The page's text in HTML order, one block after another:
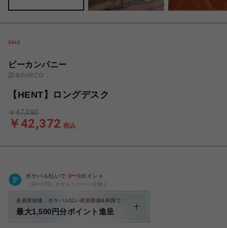
ビーカンパニー
調布PARCO
【HENT】ロングデスク
￥42,372 税込
￥47,080
ポケパル払いで 0〜0ポイント
（1P=1円）※キャンペーン分除く
会員登録後、ポケパル払い初回登録&利用で
最大1,500円分ポイント進呈